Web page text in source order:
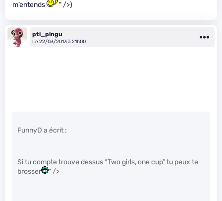
m’entends
" />)
pti_pingu
Le 22/03/2013 à 21h00
FunnyD a écrit :
Si tu compte trouve dessus “Two girls, one cup” tu peux te
brosser
" />